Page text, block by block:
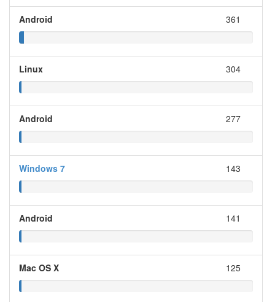
Android 361
Linux 304
Android 277
Windows 7 143
Android 141
Mac OS X 125